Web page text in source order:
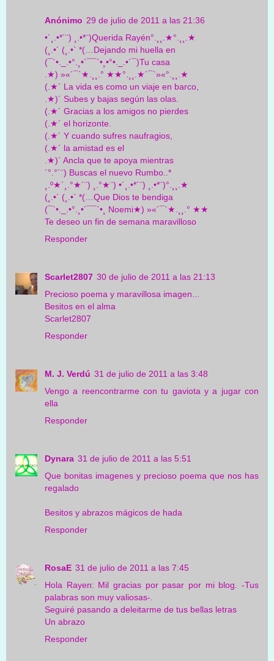
Anónimo 29 de julio de 2011 a las 21:36
•´¸.•*´¨) ¸.•*¨)Querida Rayén°.¸¸.★°.¸¸.★
(¸.•´ (¸.•` *(…Dejando mi huella en
(¯`•._.•°.¸•´¯¯`•¸•°•._.•´¯)Tu casa
.★) »«´¯`★.¸¸.° ★★°.¸¸.★´¯`»«°.¸¸.★
(.★´ La vida es como un viaje en barco,
.★)´ Subes y bajas según las olas.
(.★´ Gracias a los amigos no pierdes
(.★´ el horizonte.
(.★´ Y cuando sufres naufragios,
(.★´ la amistad es el
.★)´ Ancla que te apoya mientras
`°.°´¨) Buscas el nuevo Rumbo..*
¸.º★´¸.°★´¨) ¸.°★¨) •´¸.•*´¨) ¸.•*¨)°.¸¸.★
(¸.•´ (¸.•` *(…Que Dios te bendiga
(¯`•._.•°.¸•´¯¯`•¸ Noemi★) »«´¯`★.¸¸.° ★★
Te deseo un fin de semana maravilloso
Responder
Scarlet2807 30 de julio de 2011 a las 21:13
Precioso poema y maravillosa imagen...
Besitos en el alma
Scarlet2807
Responder
M. J. Verdú 31 de julio de 2011 a las 3:48
Vengo a reencontrarme con tu gaviota y a jugar con
ella
Responder
Dynara 31 de julio de 2011 a las 5:51
Que bonitas imagenes y precioso poema que nos has
regalado
Besitos y abrazos mágicos de hada
Responder
RosaE 31 de julio de 2011 a las 7:45
Hola Rayen: Mil gracias por pasar por mi blog. -Tus
palabras son muy valiosas-.
Seguiré pasando a deleitarme de tus bellas letras
Un abrazo
Responder